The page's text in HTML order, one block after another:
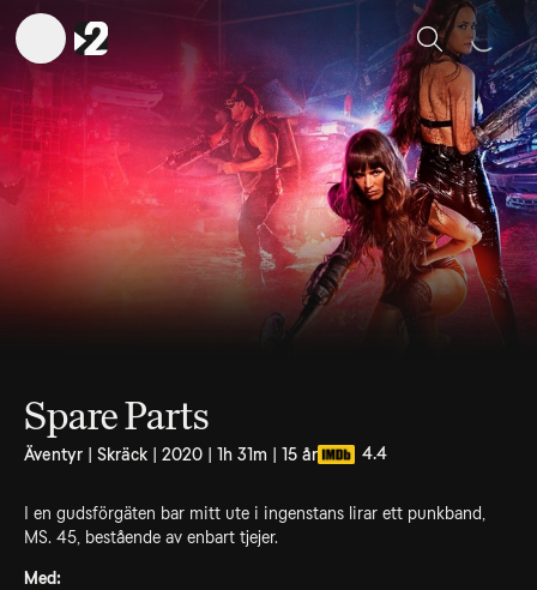
Sök
Spare Parts
Äventyr | Skräck | 2020 | 1h 31m | 15 år 4.4
I en gudsförgäten bar mitt ute i ingenstans lirar ett punkband,
MS. 45, bestående av enbart tjejer.
Med: